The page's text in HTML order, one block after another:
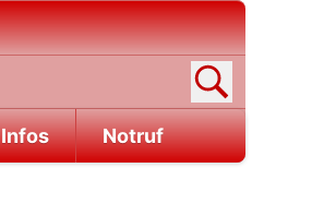
Infos Notruf